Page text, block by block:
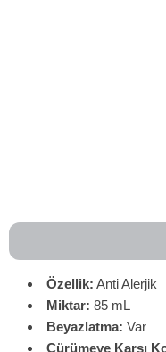
Özellik: Anti Alerjik
Miktar: 85 mL
Beyazlatma: Var
Çürümeye Karşı